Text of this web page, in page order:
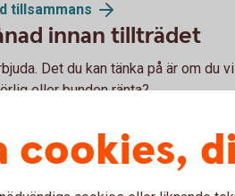
tillsammans
innan tillträdet
Det du kan tänka på är om du
eller bunden ränta?
Det är klokt att försäkra
cookies,